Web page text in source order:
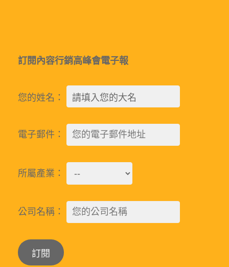
訂閱內容行銷高峰會電子報
您的姓名：
電子郵件：
所屬產業：
公司名稱：